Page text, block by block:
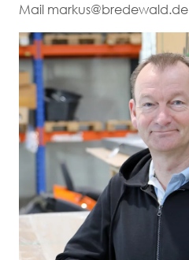
Mail markus@bredewald.de